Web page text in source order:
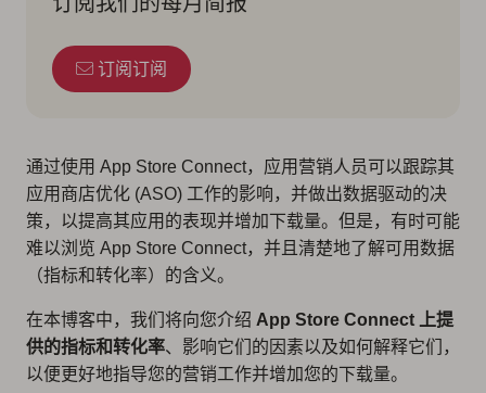
订阅订阅
通过使用 App Store Connect，应用营销人员可以跟踪其
应用商店优化 (ASO) 工作的影响，并做出数据驱动的决
策，以提高其应用的表现并增加下载量。但是，有时可能
难以浏览 App Store Connect，并且清楚地了解可用数据
（指标和转化率）的含义。
在本博客中，我们将向您介绍 App Store Connect 上提
供的指标和转化率、影响它们的因素以及如何解释它们，
以便更好地指导您的营销工作并增加您的下载量。